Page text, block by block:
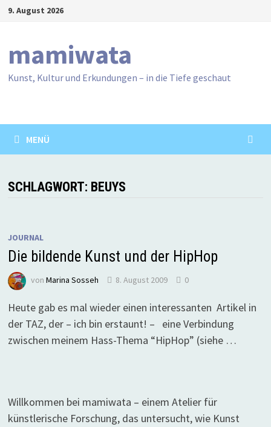
Zum9. August 2026
mamiwata
Kunst, Kultur und Erkundungen – in die Tiefe geschaut
MENÜ
SCHLAGWORT: BEUYS
JOURNAL
Die bildende Kunst und der HipHop
von Marina Sosseh 8. August 2009 0
Heute gab es mal wieder einen interessanten Artikel in
der TAZ, der – ich bin erstaunt! – eine Verbindung
zwischen meinem Hass-Thema “HipHop” (siehe …
Willkommen bei mamiwata – einem Atelier für
künstlerische Forschung, das untersucht, wie Kunst